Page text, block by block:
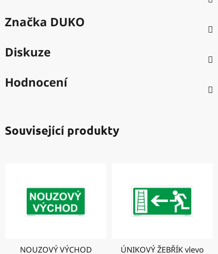
Značka DUKO
Diskuze
Hodnocení
Související produkty
NOUZOVÝ VÝCHOD ÚNIKOVÝ ŽEBŘÍK vlevo